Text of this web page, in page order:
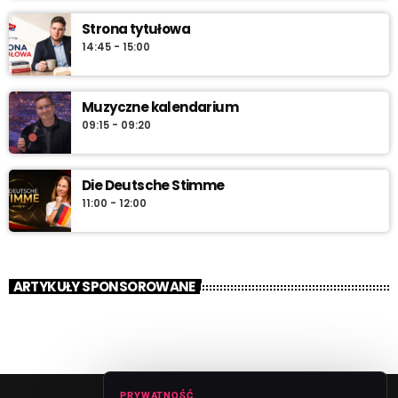
Strona tytułowa
14:45 - 15:00
Muzyczne kalendarium
09:15 - 09:20
Die Deutsche Stimme
11:00 - 12:00
ARTYKUŁY SPONSOROWANE